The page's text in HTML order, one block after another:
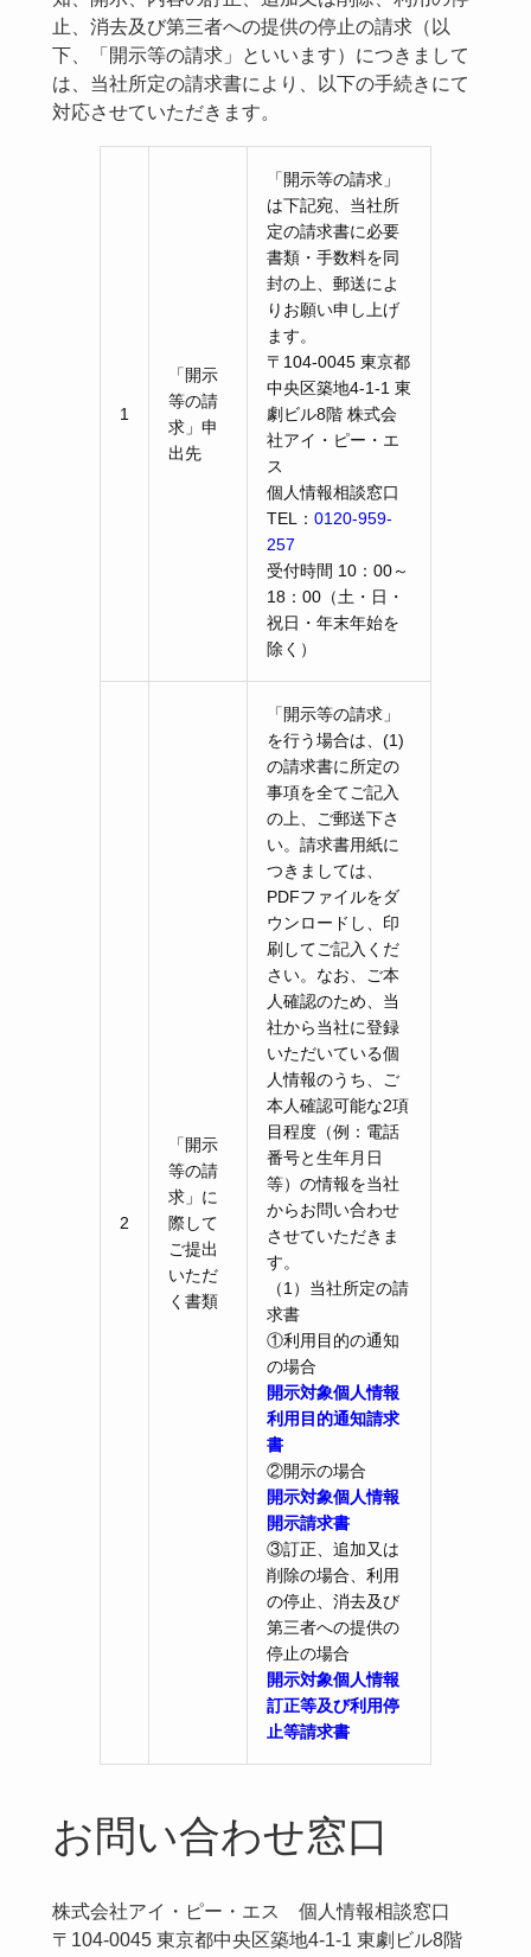
止、消去及び第三者への提供の停止の請求（以
下、「開示等の請求」といいます）につきまして
は、当社所定の請求書により、以下の手続きにて
対応させていただきます。
1
「開示
等の請
求」申
出先
「開示等の請求」
は下記宛、当社所
定の請求書に必要
書類・手数料を同
封の上、郵送によ
りお願い申し上げ
ます。
〒104-0045 東京都
中央区築地4-1-1 東
劇ビル8階 株式会
社アイ・ピー・エ
ス
個人情報相談窓口
TEL： 0120-959-
257
受付時間 10：00～
18：00（土・日・
祝日・年末年始を
除く）
2
「開示
等の請
求」に
際して
ご提出
いただ
く書類
「開示等の請求」
を行う場合は、(1)
の請求書に所定の
事項を全てご記入
の上、ご郵送下さ
い。請求書用紙に
つきましては、
PDFファイルをダ
ウンロードし、印
刷してご記入くだ
さい。なお、ご本
人確認のため、当
社から当社に登録
いただいている個
人情報のうち、ご
本人確認可能な2項
目程度（例：電話
番号と生年月日
等）の情報を当社
からお問い合わせ
させていただきま
す。
（1）当社所定の請
求書
①利用目的の通知
の場合
開示対象個人情報
利用目的通知請求
書
②開示の場合
開示対象個人情報
開示請求書
③訂正、追加又は
削除の場合、利用
の停止、消去及び
第三者への提供の
停止の場合
開示対象個人情報
訂正等及び利用停
止等請求書
お問い合わせ窓口
株式会社アイ・ピー・エス 個人情報相談窓口
〒104-0045 東京都中央区築地4-1-1 東劇ビル8階